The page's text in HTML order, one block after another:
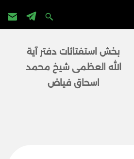
بخش استفتائات دفتر آیة
الله العظمی شیخ محمد
اسحاق فیاض